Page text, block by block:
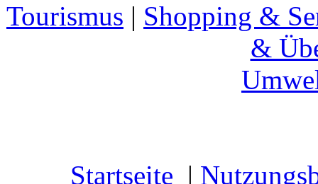
Tourismus | Shopping &
&
Startseite |